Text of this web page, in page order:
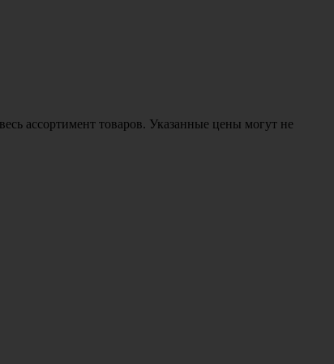
ассортимент товаров. Указанные цены могут не